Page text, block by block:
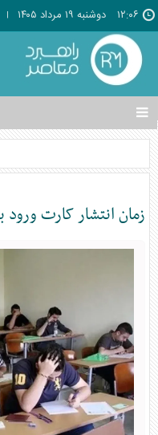
۱۲:۰۶ دوشنبه ۱۹ مرداد ۱۴۰۵
تغییر
وضعیت
منوی
ها
زمان انتشار کارت